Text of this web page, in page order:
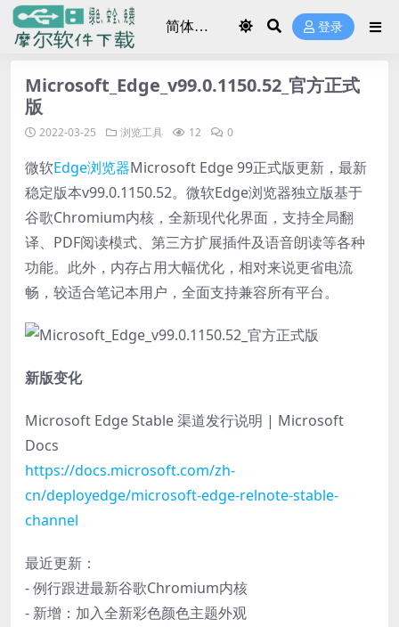
登录
Microsoft_Edge_v99.0.1150.52_官方正式
版
2022-03-25 浏览工具 12 0
微软Edge浏览器Microsoft Edge 99正式版更新，最新
稳定版本v99.0.1150.52。微软Edge浏览器独立版基于
谷歌Chromium内核，全新现代化界面，支持全局翻
译、PDF阅读模式、第三方扩展插件及语音朗读等各种
功能。此外，内存占用大幅优化，相对来说更省电流
畅，较适合笔记本用户，全面支持兼容所有平台。
新版变化
Microsoft Edge Stable 渠道发行说明 | Microsoft
Docs
https://docs.microsoft.com/zh-
cn/deployedge/microsoft-edge-relnote-stable-
channel
最近更新：
- 例行跟进最新谷歌Chromium内核
- 新增：加入全新彩色颜色主题外观